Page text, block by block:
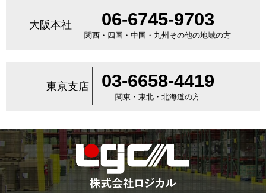
大阪本社 06-6745-9703
関西・四国・中国・九州その他の地域の方
東京支店 03-6658-4419
関東・東北・北海道の方